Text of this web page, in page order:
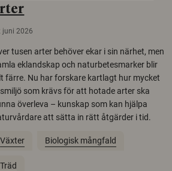
juni 2026
tusen arter behöver ekar i sin närhet, men
eklandskap och naturbetesmarker blir
färre. Nu har forskare kartlagt hur mycket
som krävs för att hotade arter ska
överleva – kunskap som kan hjälpa
att sätta in rätt åtgärder i tid.
Växter Biologisk mångfald
Träd